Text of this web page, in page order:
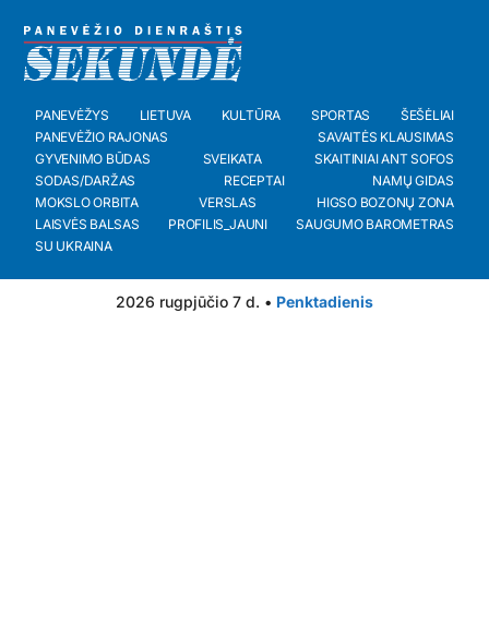
PANEVĖŽYS LIETUVA KULTŪRA SPORTAS
ŠEŠĖLIAI
PANEVĖŽIO RAJONAS
SAVAITĖS KLAUSIMAS
GYVENIMO BŪDAS
SVEIKATA
SKAITINIAI ANT SOFOS
SODAS/DARŽAS
RECEPTAI
NAMŲ GIDAS
MOKSLO ORBITA
VERSLAS
HIGSO BOZONŲ ZONA
LAISVĖS BALSAS
PROFILIS_JAUNI
SAUGUMO BAROMETRAS
SU UKRAINA
2026 rugpjūčio 7 d. • Penktadienis